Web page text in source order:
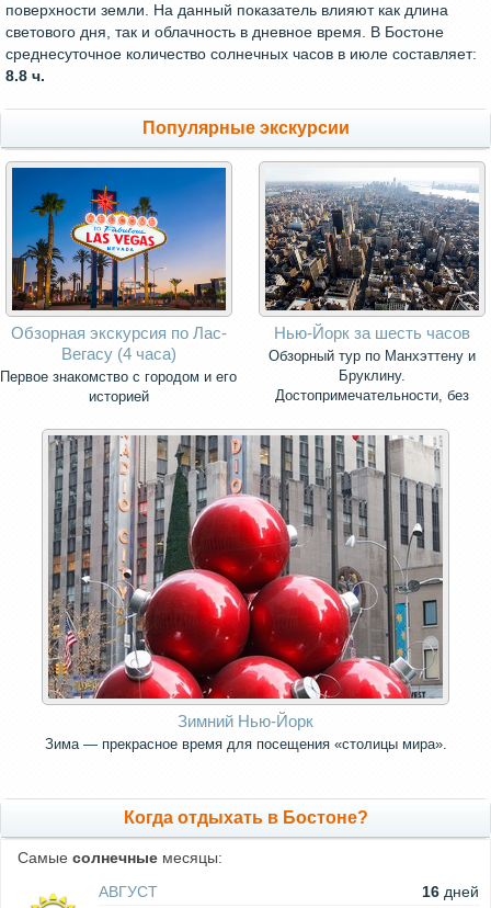
поверхности земли. На данный показатель влияют как длина
светового дня, так и облачность в дневное время. В Бостоне
среднесуточное количество солнечных часов в июле составляет:
8.8 ч.
Популярные экскурсии
Обзорная экскурсия по Лас-
Вегасу (4 часа)
Первое знакомство с городом и его
историей
Нью-Йорк за шесть часов
Обзорный тур по Манхэттену и
Бруклину.
Достопримечательности, без
себе Нью-Йорк.
Зимний Нью-Йорк
Зима — прекрасное время для посещения «столицы мира».
Когда отдыхать в Бостоне?
Самые солнечные месяцы:
АВГУСТ
16 дней